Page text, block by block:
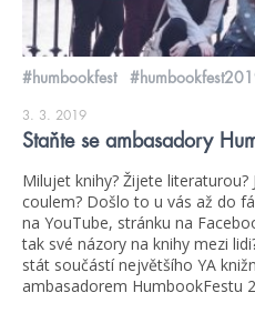
#humbookfest
3. 3. 2019
Staňte se ambasadory
Milujet knihy? Žijete
coulem? Došlo to u vás až do
na YouTube, stránku na
tak své názory na knihy mezi
stát součástí největšího YA
ambasadorem HumbookFestu